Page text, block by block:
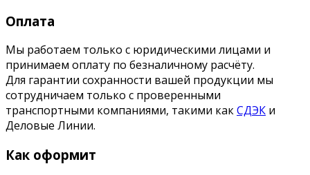
Оплата
Мы работаем только с юридическими лицами и
принимаем оплату по безналичному расчёту.
Для гарантии сохранности вашей продукции мы
сотрудничаем только с проверенными
транспортными компаниями, такими какСДЭК и
Деловые Линии.
Как оформит